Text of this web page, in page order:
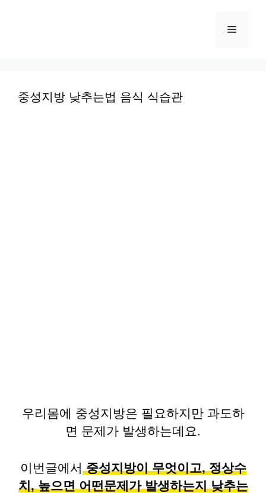
메
중성지방 낮추는법 음식 식습관
우리몸에 중성지방은 필요하지만 과도하
면 문제가 발생하는데요.
이번글에서중성지방이 무엇이고, 정상수
치, 높으면 어떤문제가 발생하는지 낮추는